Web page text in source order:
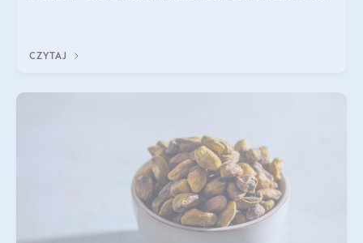
CZYTAJ